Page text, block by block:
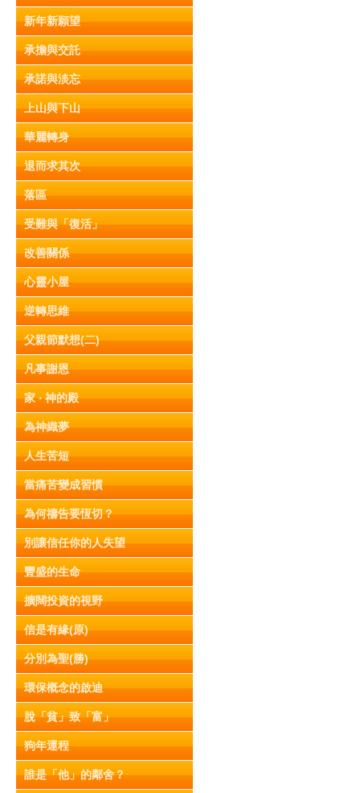
新年新願望
承擔與交託
承諾與淡忘
上山與下山
華麗轉身
退而求其次
落區
受難與「復活」
改善關係
心靈小屋
逆轉思維
父親節默想(二)
凡事謝恩
家 ‧ 神的殿
為神織夢
人生苦短
當痛苦變成習慣
為何禱告要恆切？
別讓信任你的人失望
豐盛的生命
擴闊投資的視野
信是有緣(原)
分別為聖(勝)
環保概念的啟迪
脫「貧」致「富」
狗年運程
誰是「他」的鄰舍？